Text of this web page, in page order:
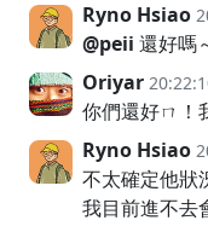
Ryno Hsiao
@peii 還好嗎
Oriyar
你們還好ㄇ！
Ryno Hsiao
不太確定他狀
我目前進不去